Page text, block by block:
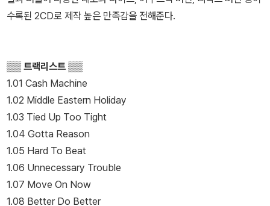
수록된 2CD로 제작 높은 만족감을 전해준다.
▒▒ 트랙리스트 ▒▒
1.01 Cash Machine
1.02 Middle Eastern Holiday
1.03 Tied Up Too Tight
1.04 Gotta Reason
1.05 Hard To Beat
1.06 Unnecessary Trouble
1.07 Move On Now
1.08 Better Do Better